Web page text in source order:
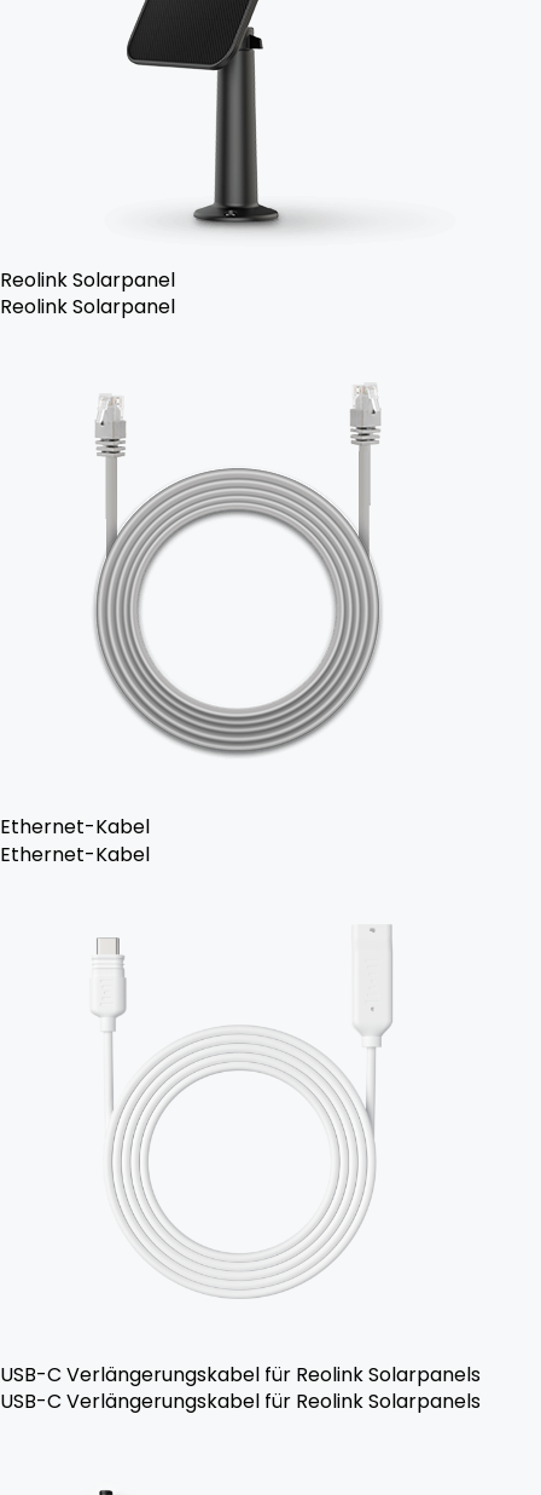
Reolink Solarpanel
Reolink Solarpanel
Ethernet-Kabel
Ethernet-Kabel
USB-C Verlängerungskabel für Reolink Solarpanels
USB-C Verlängerungskabel für Reolink Solarpanels